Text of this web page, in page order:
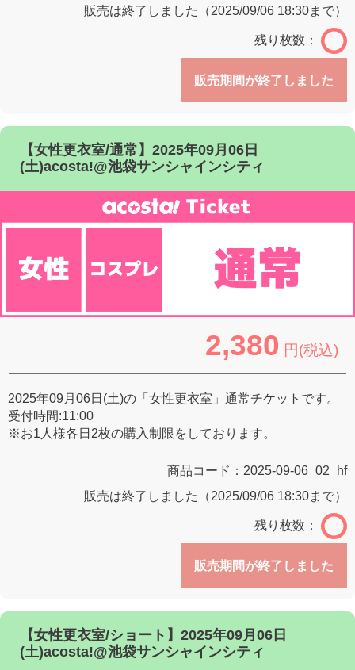
販売は終了しました（2025/09/06 18:30まで）
残り枚数：
販売期間が終了しました
【女性更衣室/通常】2025年09月06日
(土)acosta!@池袋サンシャインシティ
2,380 円(税込)
2025年09月06日(土)の「女性更衣室」通常チケットです。
受付時間:11:00
※お1人様各日2枚の購入制限をしております。
商品コード： 2025-09-06_02_hf
販売は終了しました（2025/09/06 18:30まで）
残り枚数：
販売期間が終了しました
【女性更衣室/ショート】2025年09月06日
(土)acosta!@池袋サンシャインシティ